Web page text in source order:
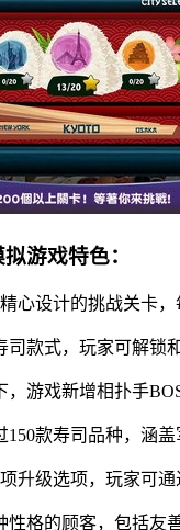
游戏特色：
心设计的挑战关卡
司款式，玩家可解锁
，游戏新增相扑手
150款寿司品种，涵
升级选项，玩家可
性格的顾客，包括友